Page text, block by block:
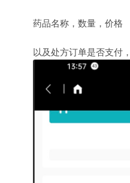
药品名称，数量，价格
以及处方订单是否支付